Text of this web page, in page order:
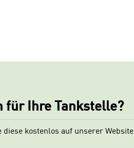
für Ihre Tankstelle?
diese kostenlos auf unserer Website